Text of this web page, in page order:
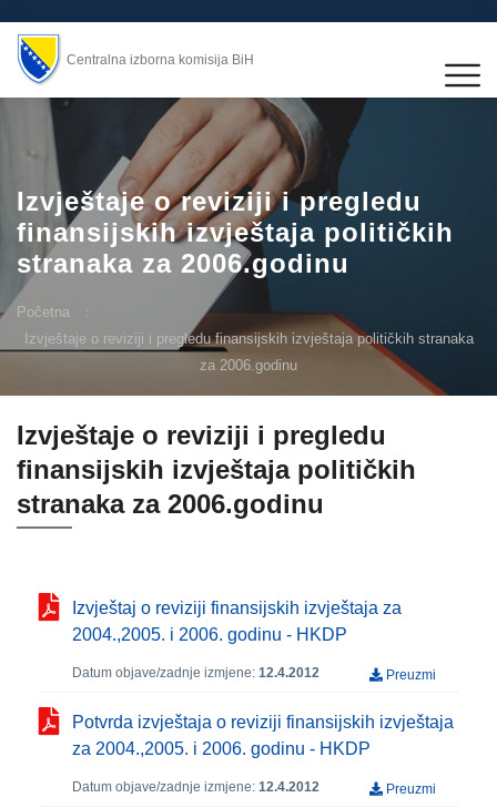
Centralna izborna komisija BiH
Izvještaje o reviziji i pregledu
finansijskih izvještaja političkih
stranaka za 2006.godinu
Početna
Izvještaje o reviziji i pregledu finansijskih izvještaja političkih stranaka
za 2006.godinu
Izvještaje o reviziji i pregledu
finansijskih izvještaja političkih
stranaka za 2006.godinu
Izvještaj o reviziji finansijskih izvještaja za
2004.,2005. i 2006. godinu - HKDP
Datum objave/zadnje izmjene: 12.4.2012 Preuzmi
Potvrda izvještaja o reviziji finansijskih izvještaja
za 2004.,2005. i 2006. godinu - HKDP
Datum objave/zadnje izmjene: 12.4.2012 Preuzmi